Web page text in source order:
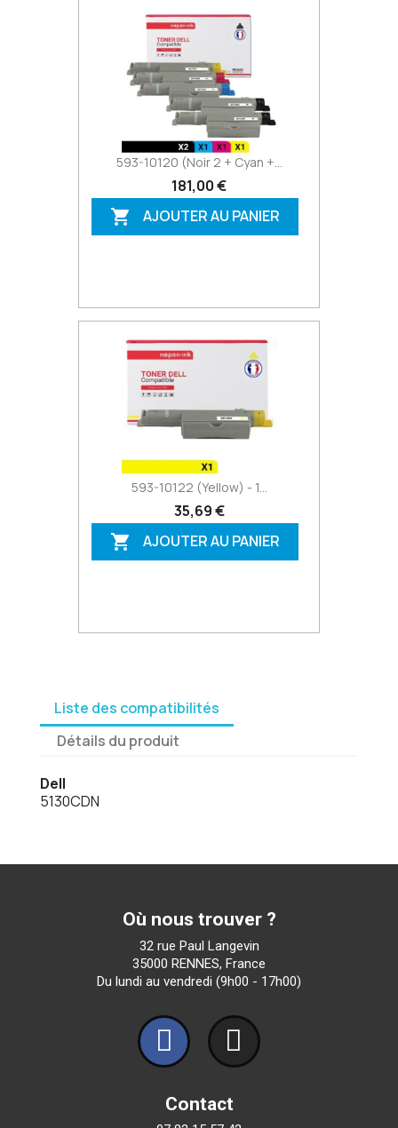
593-10120 (Noir 2 + Cyan +...
181,00 €
 AJOUTER AU PANIER
593-10122 (Yellow) - 1...
35,69 €
 AJOUTER AU PANIER
Liste des compatibilités
Détails du produit
Dell
5130CDN
Où nous trouver ?
32 rue Paul Langevin
35000 RENNES, France
Du lundi au vendredi (9h00 - 17h00)
Contact